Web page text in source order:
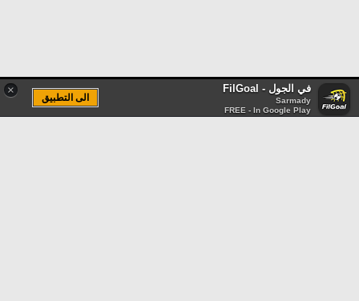
× في الجول - FilGoal
Sarmady
FREE - In Google Play
الى التطبيق